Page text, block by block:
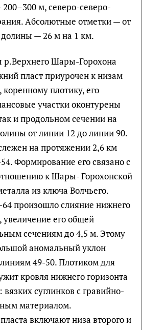
м, северо-северо-
Абсолютные отметки — от
долины — 26 м на 1 км.
р.Верхнего Шары-Горохона
пласт приурочен к низам
плотику, его
участки оконтурены
и продольном сечении на
от линии 12 до линии 90.
на протяжении 2,6 км
Формирование его связано с
к Шары- Горохонской
из ключа Волчьего.
произошло слияние нижнего
увеличение его общей
сечениям до 4,5 м. Этому
аномальный уклон
49-50. Плотиком для
кровля нижнего горизонта
суглинков с гравийно-
материалом.
включают низа второго и